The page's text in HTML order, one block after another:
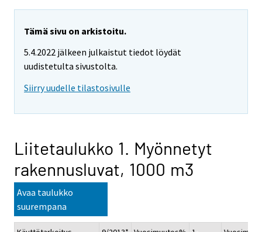
Tämä sivu on arkistoitu.
5.4.2022 jälkeen julkaistut tiedot löydät
uudistetulta sivustolta.
Siirry uudelle tilastosivulle
Liitetaulukko 1. Myönnetyt
rakennusluvat, 1000 m3
Avaa taulukko
suurempana